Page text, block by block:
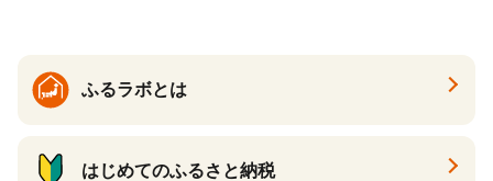
ふるラボとは
はじめてのふるさと納税